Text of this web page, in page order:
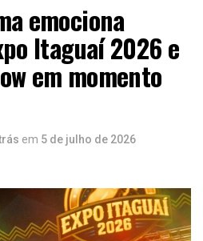
emociona
Itaguaí 2026 e
em momento
em 5 de julho de 2026